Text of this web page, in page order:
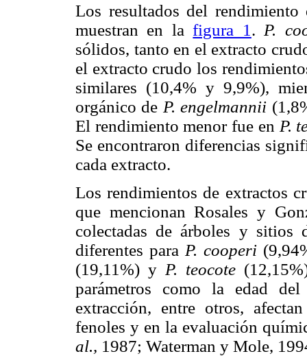
Los resultados del rendimiento
muestran en lafigura 1 . P.
sólidos, tanto en el extracto
el extracto crudo los
similares (10,4% y 9,9%),
orgánico de P. engelmannii
El rendimiento menor fue en P.
Se encontraron diferencias
cada extracto.
Los rendimientos de extractos
que mencionan Rosales y
colectadas de árboles y sitios
diferentes para P. cooperi
(19,11%) y P. teocote
parámetros como la edad
extracción, entre otros,
fenoles y en la evaluación
al., 1987; Waterman y Mole,